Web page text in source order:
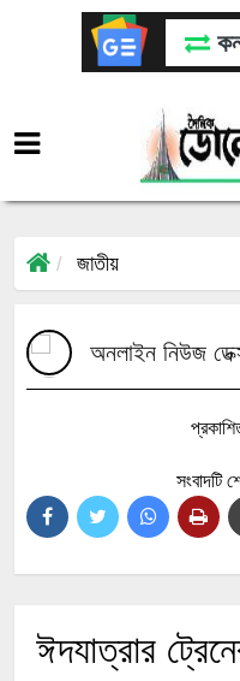
জাতীয়
অনলাইন নিউজ
সংবাদটি
ঈদযাত্রার